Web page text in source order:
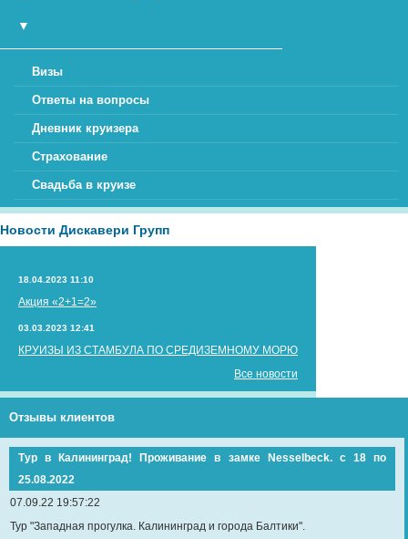
▼
Визы
Ответы на вопросы
Дневник круизера
Страхование
Свадьба в круизе
Новости Дискавери Групп
18.04.2023 11:10
Акция «2+1=2»
03.03.2023 12:41
КРУИЗЫ ИЗ СТАМБУЛА ПО СРЕДИЗЕМНОМУ МОРЮ
Все новости
Отзывы клиентов
Тур в Калининград! Проживание в замке Nesselbeck. с 18 по
25.08.2022
07.09.22 19:57:22
Тур "Западная прогулка. Калининград и города Балтики".